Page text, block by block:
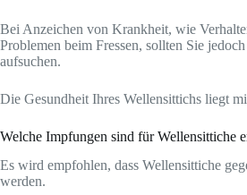
Bei Anzeichen von Krankheit, wie
Problemen beim Fressen, sollten Sie
aufsuchen.
Die Gesundheit Ihres Wellensittichs liegt
Welche Impfungen sind für Wellensittiche
Es wird empfohlen, dass Wellensittiche
werden.